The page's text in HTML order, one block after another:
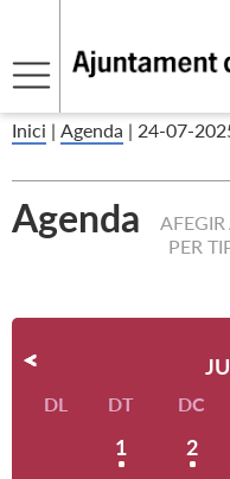
Inici | Agenda | 24-07-
Agenda AFEGIR
PER
DL DT DC
1 2